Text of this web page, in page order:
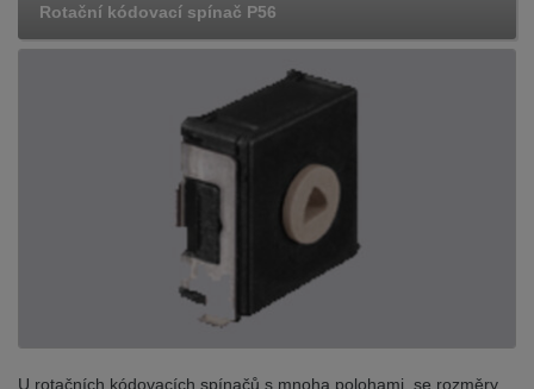
Rotační kódovací spínač P56
U rotačních kódovacích spínačů s mnoha polohami, se rozměry